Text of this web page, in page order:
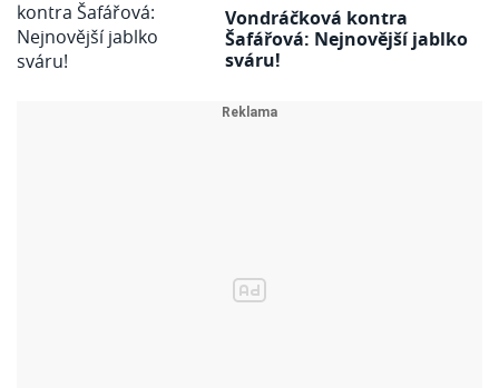
Vondráčková kontra
Šafářová: Nejnovější jablko
sváru!